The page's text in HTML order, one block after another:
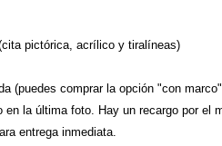
pictórica, acrílico y tiralíneas)
(puedes comprar la opción "con
en la última foto. Hay un recargo por el
entrega inmediata.